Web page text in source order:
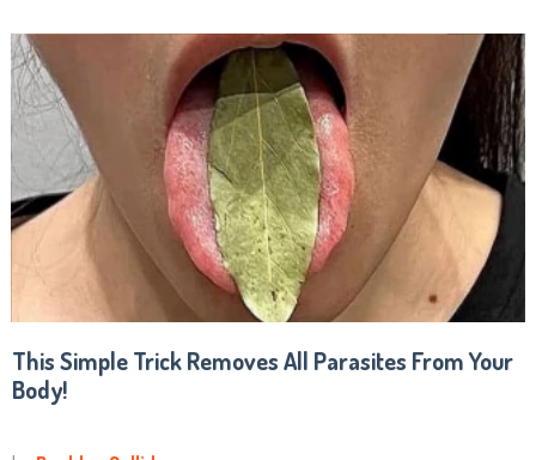
This Simple Trick Removes All Parasites From Your
Body!